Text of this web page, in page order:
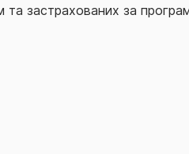
та застрахованих за